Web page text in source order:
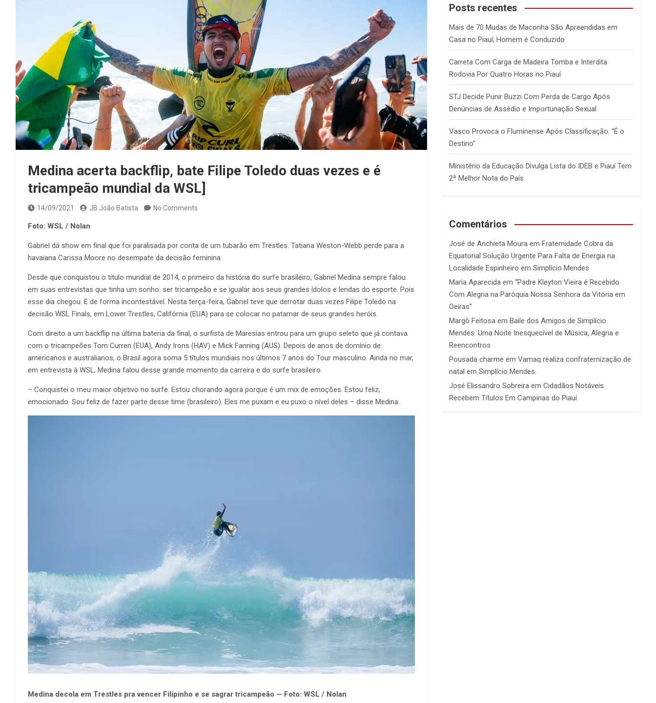
Medina acerta backflip, bate Filipe Toledo duas vezes e é
tricampeão mundial da WSL]
14/09/2021 JB João Batista No Comments
Foto: WSL / Nolan
Gabriel dá show em final que foi paralisada por conta de um tubarão em Trestles. Tatiana Weston-Webb perde para a
havaiana Carissa Moore no desempate da decisão feminina
Desde que conquistou o título mundial de 2014, o primeiro da história do surfe brasileiro, Gabriel Medina sempre falou
em suas entrevistas que tinha um sonho: ser tricampeão e se igualar aos seus grandes ídolos e lendas do esporte. Pois
esse dia chegou. E de forma incontestável. Nesta terça-feira, Gabriel teve que derrotar duas vezes Filipe Toledo na
decisão WSL Finals, em Lower Trestles, Califórnia (EUA) para se colocar no patamar de seus grandes heróis.
Com direito a um backflip na última bateria da final, o surfista de Maresias entrou para um grupo seleto que já contava
com o tricampeões Tom Curren (EUA), Andy Irons (HAV) e Mick Fanning (AUS). Depois de anos de domínio de
americanos e australianos, o Brasil agora soma 5 títulos mundiais nos últimos 7 anos do Tour masculino. Ainda no mar,
em entrevista à WSL, Medina falou desse grande momento da carreira e do surfe brasileiro.
– Conquistei o meu maior objetivo no surfe. Estou chorando agora porque é um mix de emoções. Estou feliz,
emocionado. Sou feliz de fazer parte desse time (brasileiro). Eles me puxam e eu puxo o nível deles – disse Medina.
Medina decola em Trestles pra vencer Filipinho e se sagrar tricampeão — Foto: WSL / Nolan
c
Posts recentes
Mais de 70 Mudas de Maconha São Apreendidas em
Casa no Piauí; Homem é Conduzido
Carreta Com Carga de Madeira Tomba e Interdita
Rodovia Por Quatro Horas no Piauí
STJ Decide Punir Buzzi Com Perda de Cargo Após
Denúncias de Assédio e Importunação Sexual
Vasco Provoca o Fluminense Após Classificação: “É o
Destino”
Ministério da Educação Divulga Lista do IDEB e Piauí Tem
2ª Melhor Nota do País
Comentários
José de Anchieta Moura emFraternidade Cobra da
Equatorial Solução Urgente Para Falta de Energia na
Localidade Espinheiro em Simplício Mendes
Maria Aparecida em“Padre Kleyton Vieira é Recebido
Com Alegria na Paróquia Nossa Senhora da Vitória em
Oeiras”
Margô Feitosa emBaile dos Amigos de Simplício
Mendes: Uma Noite Inesquecível de Música, Alegria e
Reencontros
Pousada charme emVamaq realiza confraternização de
natal em Simplício Mendes.
José Elissandro Sobreira emCidadãos Notáveis
Recebem Títulos Em Campinas do Piauí